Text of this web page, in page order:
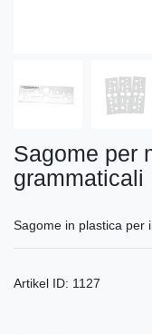
Sagome per
grammaticali
Sagome in plastica per
Artikel ID: 1127